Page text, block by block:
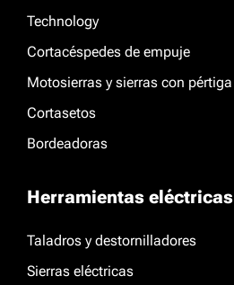
Technology
Cortacéspedes de empuje
Motosierras y sierras con pértiga
Cortasetos
Bordeadoras
Herramientas eléctricas
Taladros y destornilladores
Sierras eléctricas